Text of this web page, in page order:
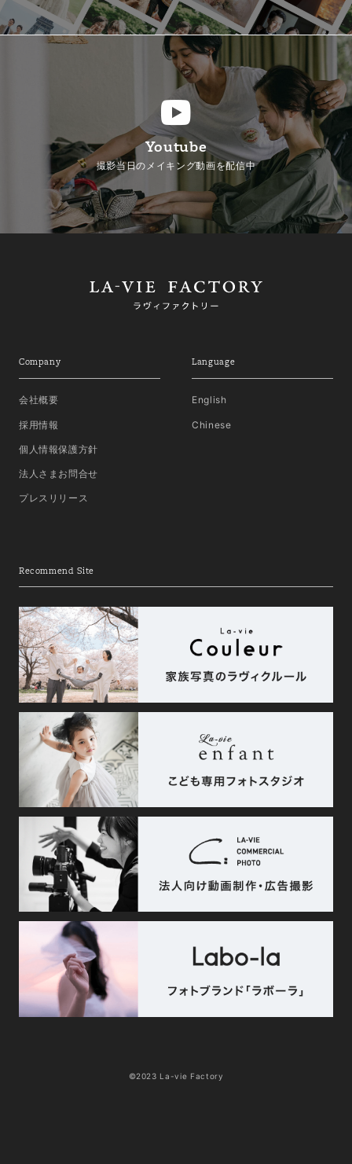
Youtube
撮影当日のメイキング動画を配信中
Company
会社概要
採用情報
個人情報保護方針
法人さまお問合せ
プレスリリース
Language
English
Chinese
Recommend Site
©2023 La-vie Factory